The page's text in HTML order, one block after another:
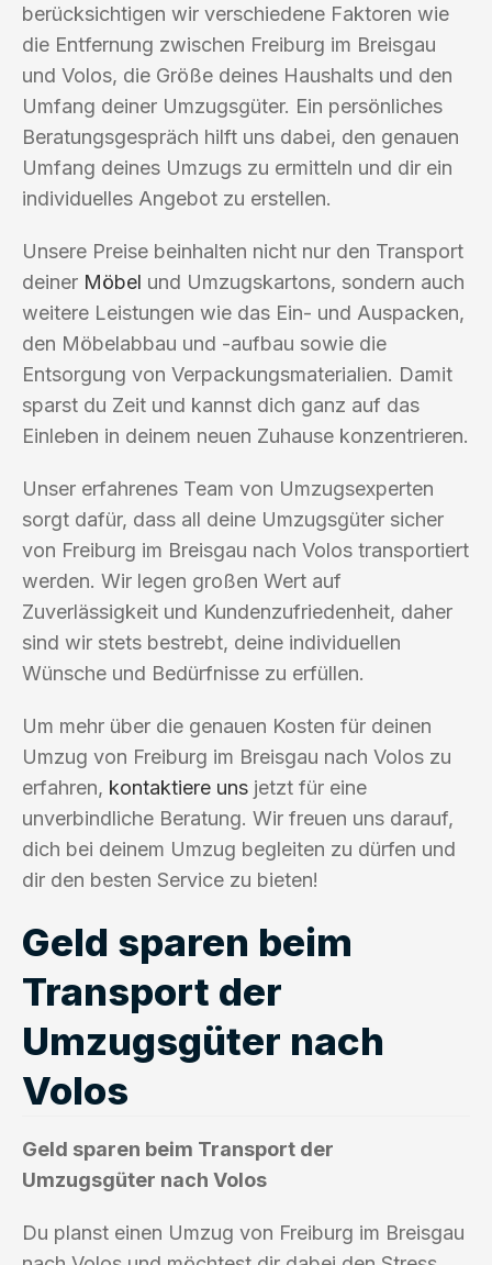
berücksichtigen wir verschiedene Faktoren wie
die Entfernung zwischen Freiburg im Breisgau
und Volos, die Größe deines Haushalts und den
Umfang deiner Umzugsgüter. Ein persönliches
Beratungsgespräch hilft uns dabei, den genauen
Umfang deines Umzugs zu ermitteln und dir ein
individuelles Angebot zu erstellen.
Unsere Preise beinhalten nicht nur den Transport
deiner Möbel und Umzugskartons, sondern auch
weitere Leistungen wie das Ein- und Auspacken,
den Möbelabbau und -aufbau sowie die
Entsorgung von Verpackungsmaterialien. Damit
sparst du Zeit und kannst dich ganz auf das
Einleben in deinem neuen Zuhause konzentrieren.
Unser erfahrenes Team von Umzugsexperten
sorgt dafür, dass all deine Umzugsgüter sicher
von Freiburg im Breisgau nach Volos transportiert
werden. Wir legen großen Wert auf
Zuverlässigkeit und Kundenzufriedenheit, daher
sind wir stets bestrebt, deine individuellen
Wünsche und Bedürfnisse zu erfüllen.
Um mehr über die genauen Kosten für deinen
Umzug von Freiburg im Breisgau nach Volos zu
erfahren, kontaktiere uns jetzt für eine
unverbindliche Beratung. Wir freuen uns darauf,
dich bei deinem Umzug begleiten zu dürfen und
dir den besten Service zu bieten!
Geld sparen beim
Transport der
Umzugsgüter nach
Volos
Geld sparen beim Transport der
Umzugsgüter nach Volos
Du planst einen Umzug von Freiburg im Breisgau